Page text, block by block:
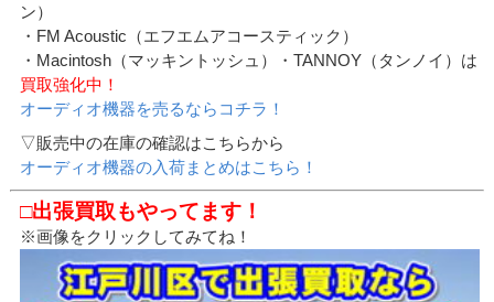
ン）
・FM Acoustic（エフエムアコースティック）
・Macintosh（マッキントッシュ）・TANNOY（タンノイ）は
買取強化中！
オーディオ機器を売るならコチラ！
▽販売中の在庫の確認はこちらから
オーディオ機器の入荷まとめはこちら！
□出張買取もやってます！
※画像をクリックしてみてね！